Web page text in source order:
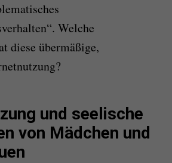
Welche
diese übermäßige,
und seelische
von Mädchen und